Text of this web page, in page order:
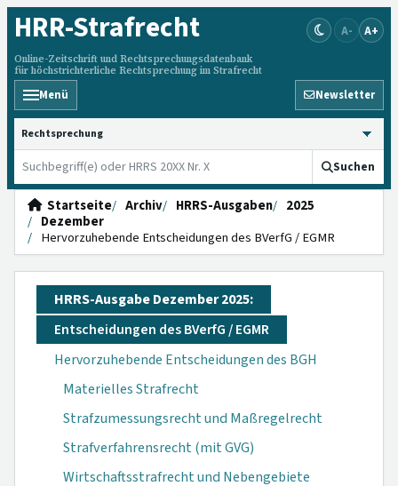
HRR-Strafrecht
Online-Zeitschrift und Rechtsprechungsdatenbank
für höchstrichterliche Rechtsprechung im Strafrecht
A- A+
Menü Newsletter
HRRS durchsuchen
Suchen
Startseite Archiv HRRS-Ausgaben
2025
Dezember
Hervorzuhebende Entscheidungen des BVerfG / EGMR
HRRS-Ausgabe Dezember 2025:
Entscheidungen des BVerfG / EGMR
Hervorzuhebende Entscheidungen des BGH
Materielles Strafrecht
Strafzumessungsrecht und Maßregelrecht
Strafverfahrensrecht (mit GVG)
Wirtschaftsstrafrecht und Nebengebiete